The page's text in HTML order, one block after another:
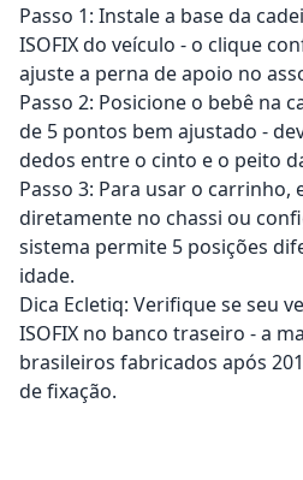
Passo 1: Instale a base da
ISOFIX do veículo - o clique
ajuste a perna de apoio no
Passo 2: Posicione o bebê na
de 5 pontos bem ajustado -
dedos entre o cinto e o peito
Passo 3: Para usar o carrinho,
diretamente no chassi ou
sistema permite 5 posições
idade.
Dica Ecletiq: Verifique se seu
ISOFIX no banco traseiro - a
brasileiros fabricados após
de fixação.
Adicionar ao carrinho